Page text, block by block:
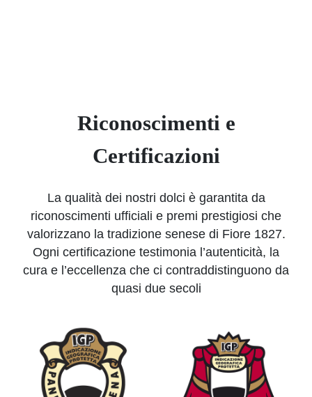
Riconoscimenti e
Certificazioni
La qualità dei nostri dolci è garantita da
riconoscimenti ufficiali e premi prestigiosi che
valorizzano la tradizione senese di Fiore 1827.
Ogni certificazione testimonia l’autenticità, la
cura e l’eccellenza che ci contraddistinguono da
quasi due secoli